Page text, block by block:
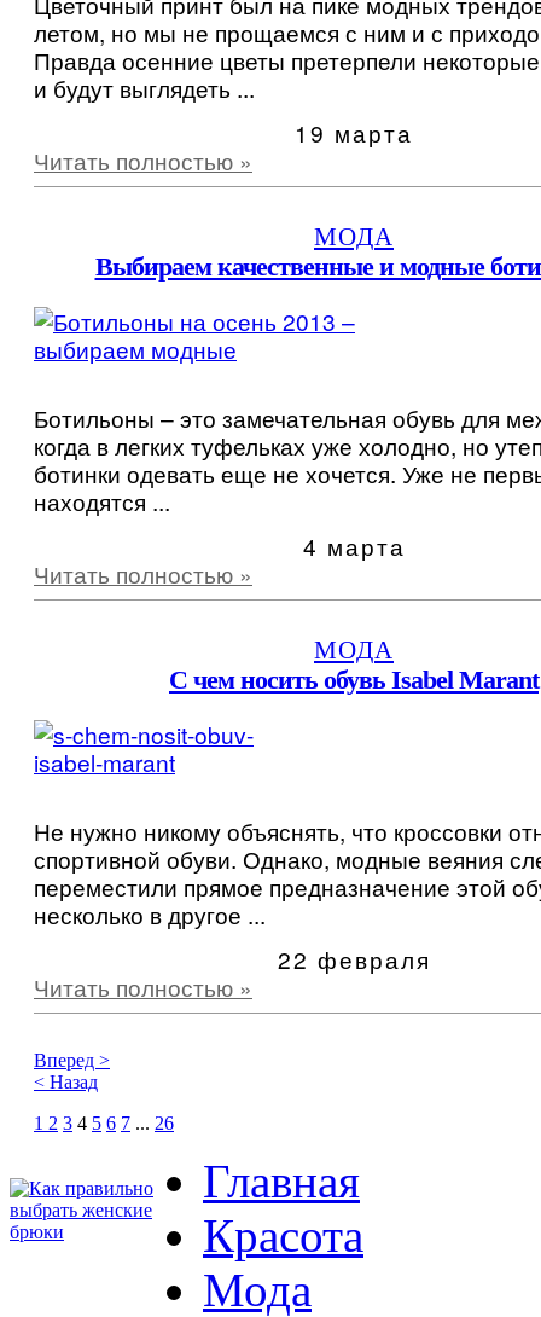
летом, но мы не прощаемся с ним и с
Правда осенние цветы претерпели
и будут выглядеть ...
19 марта
Читать полностью »
МОДА
Выбираем качественные и модные
Ботильоны – это замечательная обувь для
когда в легких туфельках уже холодно, но
ботинки одевать еще не хочется. Уже не
находятся ...
4 марта
Читать полностью »
МОДА
С чем носить обувь Isabel Marant
Не нужно никому объяснять, что кроссовки
спортивной обуви. Однако, модные веяния
переместили прямое предназначение этой
несколько в другое ...
22 февраля
Читать полностью »
Вперед >
< Назад
1 2 3 4 5 6 7 ... 26
Главная
Красота
Мода